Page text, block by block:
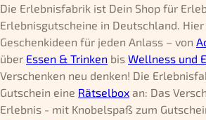
Die Erlebnisfabrik ist Dein Shop für
Erlebnisgutscheine in Deutschland.
Geschenkideen für jeden Anlass – von
über Essen & Trinken bis Wellness und
Verschenken neu denken! Die
Gutschein eine Rätselbox an: Das
Erlebnis - mit Knobelspaß zum